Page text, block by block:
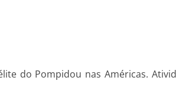
do Pompidou nas Américas.